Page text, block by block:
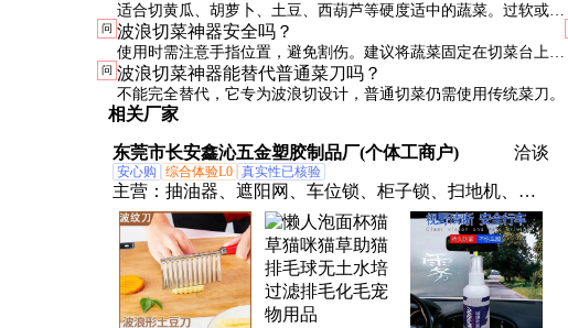
适合切黄瓜、胡萝卜、土豆、西葫芦等硬度适中的蔬菜。过软或过
硬的蔬菜可能效果不佳。
问 波浪切菜神器安全吗？
使用时需注意手指位置，避免割伤。建议将蔬菜固定在切菜台上操
作，确保安全。
问 波浪切菜神器能替代普通菜刀吗？
不能完全替代，它专为波浪切设计，普通切菜仍需使用传统菜刀。
相关厂家
东莞市长安鑫沁五金塑胶制品厂(个体工商户) 洽谈
安心购 综合体验L0 真实性已核验
主营： 抽油器、遮阳网、车位锁、柜子锁、扫地机、压
线钳、控制板、尖头铲、通风管、切削液、电控箱、风
筝线、隔膜泵、防鸟袋、开发板、激光笔、喷火枪、洒
水壶、配电箱、手提秤、打钉枪、抓绳器、剥线钳、电
剪刀、动力刀